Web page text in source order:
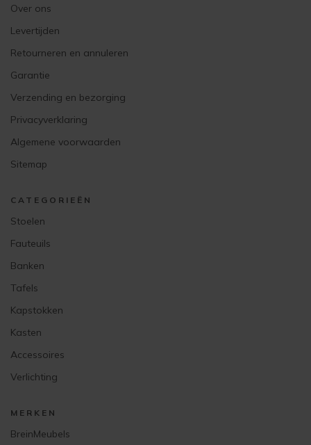
Over ons
Levertijden
Retourneren en annuleren
Garantie
Verzending en bezorging
Privacyverklaring
Algemene voorwaarden
Sitemap
CATEGORIEËN
Stoelen
Fauteuils
Banken
Tafels
Kapstokken
Kasten
Accessoires
Verlichting
MERKEN
BreinMeubels